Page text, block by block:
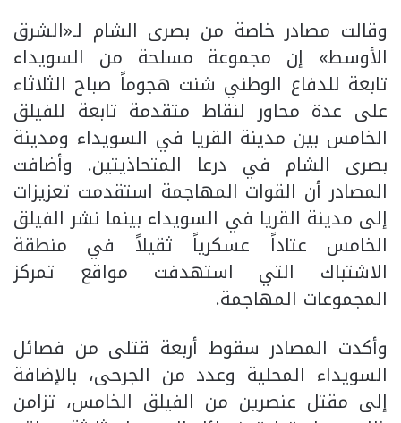
وقالت مصادر خاصة من بصرى الشام لـ«الشرق
الأوسط» إن مجموعة مسلحة من السويداء
تابعة للدفاع الوطني شنت هجوماً صباح الثلاثاء
على عدة محاور لنقاط متقدمة تابعة للفيلق
الخامس بين مدينة القريا في السويداء ومدينة
بصرى الشام في درعا المتحاذيتين. وأضافت
المصادر أن القوات المهاجمة استقدمت تعزيزات
إلى مدينة القريا في السويداء بينما نشر الفيلق
الخامس عتاداً عسكرياً ثقيلاً في منطقة
الاشتباك التي استهدفت مواقع تمركز
المجموعات المهاجمة.
وأكدت المصادر سقوط أربعة قتلى من فصائل
السويداء المحلية وعدد من الجرحى، بالإضافة
إلى مقتل عنصرين من الفيلق الخامس، تزامن